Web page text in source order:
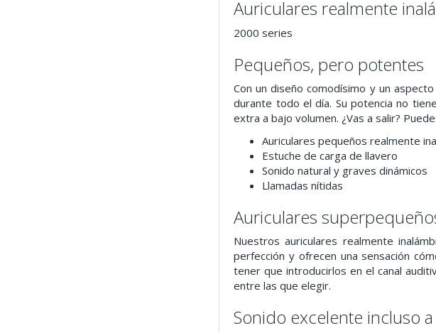
Auriculares realmente
2000 series
Pequeños, pero potentes
Con un diseño comodísimo y un
durante todo el día. Su potencia no
extra a bajo volumen. ¿Vas a salir?
Auriculares pequeños realmente
Estuche de carga de llavero
Sonido natural y graves dinámicos
Llamadas nítidas
Auriculares
Nuestros auriculares realmente
perfección y ofrecen una sensación
tener que introducirlos en el canal
entre las que elegir.
Sonido excelente incluso